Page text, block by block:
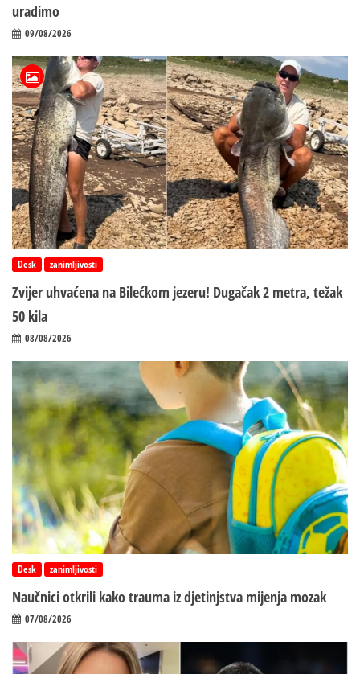
uradimo
09/08/2026
Desk zanimljivosti
Zvijer uhvaćena na Bilećkom jezeru! Dugačak 2 metra, težak
50 kila
08/08/2026
Desk zanimljivosti
Naučnici otkrili kako trauma iz d‌jetinjstva mijenja mozak
07/08/2026